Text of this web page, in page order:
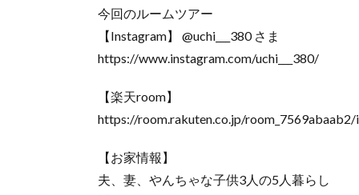
今回のルームツアー
【Instagram】 @uchi___380 さま
https://www.instagram.com/uchi___380/
【楽天room】
https://room.rakuten.co.jp/room_7569abaab2/
【お家情報】
夫、妻、やんちゃな子供3人の5人暮らし